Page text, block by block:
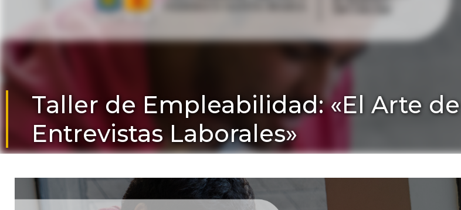
Taller de Empleabilidad: «El Arte
Entrevistas Laborales»